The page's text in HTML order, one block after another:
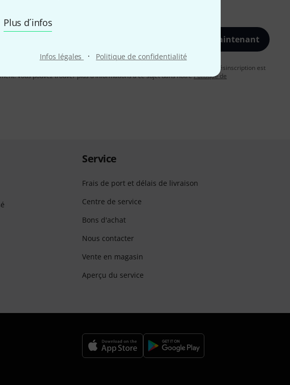
Plus d´infos
Infos légales · Politique de confidentialité
S'inscrire maintenant
maintenant", vous acceptez de recevoir des publicités par e-mail. La désinscription est
Vous pouvez trouver plus d'informations à ce sujet dans notrePolitique de
Service
Frais de port et délais de livraison
Centre de service
Bons d'achat
Nous contacter
Vente en magasin
Aperçu du service